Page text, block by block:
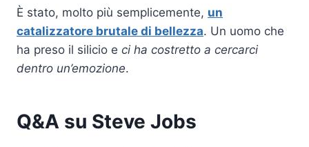
È stato, molto più semplicemente, un
catalizzatore brutale di bellezza. Un uomo che
ha preso il silicio e ci ha costretto a cercarci
dentro un’emozione.
Q&A su Steve Jobs